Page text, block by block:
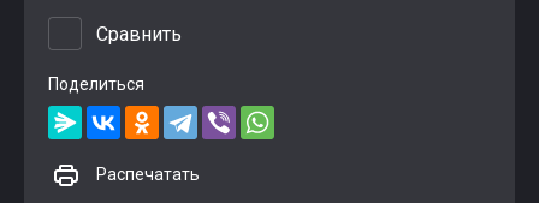
Сравнить
Поделиться
Распечатать